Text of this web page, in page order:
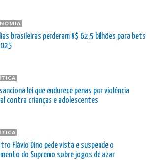
brasileiras perderam R$ 62,5 bilhões para bets
lei que endurece penas por violência
contra crianças e adolescentes
Flávio Dino pede vista e suspende o
do Supremo sobre jogos de azar